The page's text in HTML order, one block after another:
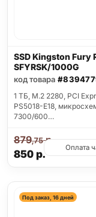
SSD Kingston Fury
SFYRSK/1000G
код товара
1 ТБ, M.2 2280, PCI
PS5018-E18,
7300/600…
850р.
879,75р.
Оплата
Под заказ, 16 дней